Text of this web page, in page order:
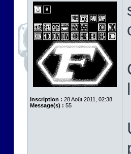
Inscription : 28 Août 2011, 02:38
Message(s) : 55